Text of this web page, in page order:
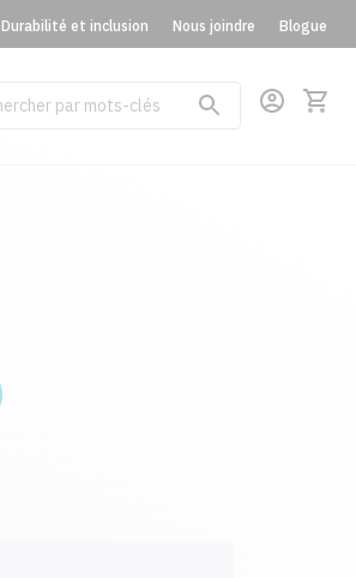
Durabilité et inclusion Nous joindre Blogue